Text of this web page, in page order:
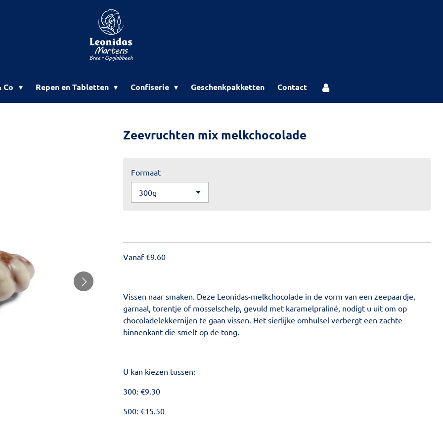
Co Repen en Tabletten Confiserie Geschenkpakketten Contact
Zeevruchten mix melkchocolade
Formaat
Vanaf €9.60
Vissen naar smaken. Deze Leonidas-melkchocolade in de vorm van een zeepaardje,
garnaal, torentje of mosselschelp, gevuld met karamelpraliné, nodigt u uit om op
chocoladelekkernijen te gaan vissen. Het sierlijke omhulsel verbergt een zachte
binnenkant die smelt op de tong.
U kan kiezen tussen:
300: €9.30
500: €15.50